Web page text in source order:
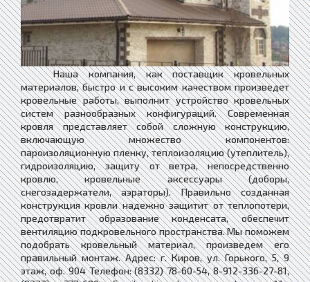
Наша компания, как поставщик кровельных
материалов, быстро и с высоким качеством произведет
кровельные работы, выполнит устройство кровельных
систем разнообразных конфигураций. Современная
кровля представляет собой сложную конструкцию,
включающую множество компонентов:
пароизоляционную пленку, теплоизоляцию (утеплитель),
гидроизоляцию, защиту от ветра, непосредственно
кровлю, кровельные аксессуары (доборы,
снегозадержатели, аэраторы). Правильно созданная
конструкция кровли надежно защитит от теплопотери,
предотвратит образование конденсата, обеспечит
вентиляцию подкровельного пространства. Мы поможем
подобрать кровельный материал, произведем его
правильный монтаж. Адрес: г. Киров, ул. Горького, 5, 9
этаж, оф. 904 Телефон: (8332) 78-60-54, 8-912-336-27-81,